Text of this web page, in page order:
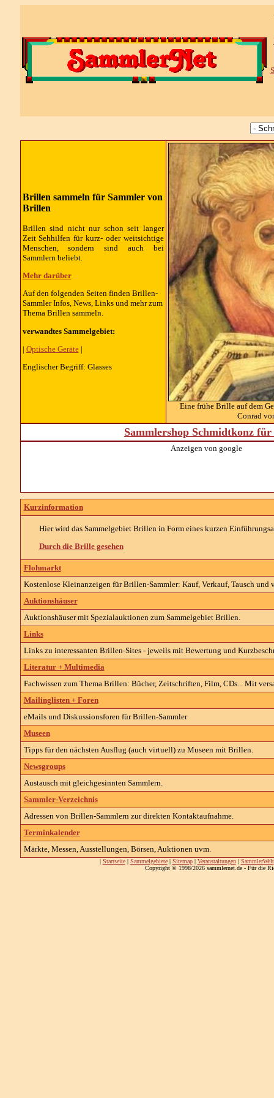
Brillen sammeln für Sammler von
Brillen
Brillen sind nicht nur schon seit langer
Zeit Sehhilfen für kurz- oder weitsichtige
Menschen, sondern sind auch bei
Sammlern beliebt.
Mehr darüber
Auf den folgenden Seiten finden Brillen-
Sammler Infos, News, Links und mehr zum
Thema Brillen sammeln.
verwandtes Sammelgebiet:
| Optische Geräte|
Englischer Begriff: Glasses
Eine frühe Brille auf dem
Conrad
Sammlershop Schmidtkonz
Anzeigen von google
Kurzinformation
Hier wird das Sammelgebiet Brillen in Form eines kurzen
Durch die Brille gesehen
Flohmarkt
Kostenlose Kleinanzeigen für Brillen-Sammler: Kauf, Verkauf, Tausch und
Auktionshäuser
Auktionshäuser mit Spezialauktionen zum Sammelgebiet Brillen.
Links
Links zu interessanten Brillen-Sites - jeweils mit Bewertung und
Literatur + Multimedia
Fachwissen zum Thema Brillen: Bücher, Zeitschriften, Film, CDs... Mit
Mailinglisten + Foren
eMails und Diskussionsforen für Brillen-Sammler
Museen
Tipps für den nächsten Ausflug (auch virtuell) zu Museen mit Brillen.
Newsgroups
Austausch mit gleichgesinnten Sammlern.
Sammler-Verzeichnis
Adressen von Brillen-Sammlern zur direkten Kontaktaufnahme.
Terminkalender
Märkte, Messen, Ausstellungen, Börsen, Auktionen uvm.
| Startseite| Sammelgebiete| Sitemap| Veranstaltungen| SammlerWelt
Copyright © 1998/2026 sammlernet.de - Für die